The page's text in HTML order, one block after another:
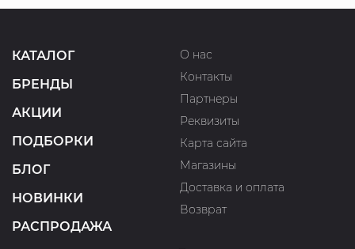
КАТАЛОГ
БРЕНДЫ
АКЦИИ
ПОДБОРКИ
БЛОГ
НОВИНКИ
РАСПРОДАЖА
О нас
Контакты
Партнеры
Реквизиты
Карта сайта
Магазины
Доставка и оплата
Возврат